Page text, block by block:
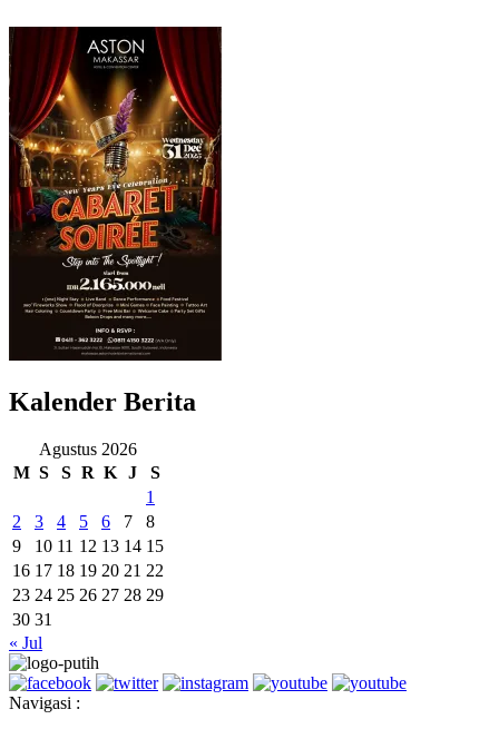
Kalender Berita
Agustus 2026
M S S R K J
S
1
2
3 4 5 6 7
8
9
10 11 12 13 14 15
16 17 18 19 20 21 22
23 24 25 26 27 28 29
30 31
« Jul
Navigasi :